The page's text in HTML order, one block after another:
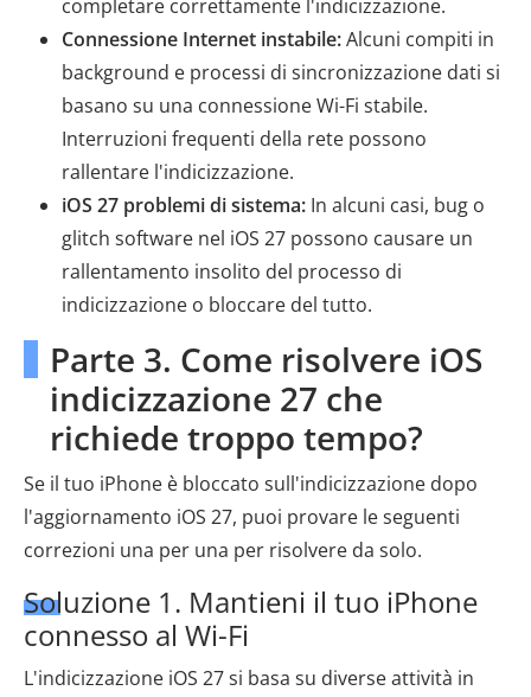
completare correttamente l'indicizzazione.
Connessione Internet instabile:Alcuni compiti in
background e processi di sincronizzazione dati si
basano su una connessione Wi-Fi stabile.
Interruzioni frequenti della rete possono
rallentare l'indicizzazione.
iOS 27 problemi di sistema: In alcuni casi, bug o
glitch software nel iOS 27 possono causare un
rallentamento insolito del processo di
indicizzazione o bloccare del tutto.
Parte 3. Come risolvere iOS
indicizzazione 27 che
richiede troppo tempo?
Se il tuo iPhone è bloccato sull'indicizzazione dopo
l'aggiornamento iOS 27, puoi provare le seguenti
correzioni una per una per risolvere da solo.
Soluzione 1. Mantieni il tuo iPhone
connesso al Wi-Fi
L'indicizzazione iOS 27 si basa su diverse attività in